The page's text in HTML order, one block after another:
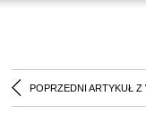
POPRZEDNI ARTYKUŁ Z